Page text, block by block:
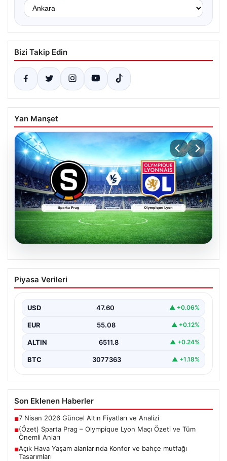
Bizi Takip Edin
Yan Manşet
(Özet) Sparta Prag – Olympique Lyon
Maçı Özeti ve Tüm Önemli Anları
Piyasa Verileri
USD 47.60 ▲ +0.06%
EUR 55.08 ▲ +0.12%
ALTIN 6511.8 ▲ +0.24%
BTC 3077363 ▲ +1.18%
Son Eklenen Haberler
■7 Nisan 2026 Güncel Altın Fiyatları ve Analizi
■(Özet) Sparta Prag – Olympique Lyon Maçı Özeti ve Tüm
Önemli Anları
■Açık Hava Yaşam alanlarında Konfor ve bahçe mutfağı
Tasarımları